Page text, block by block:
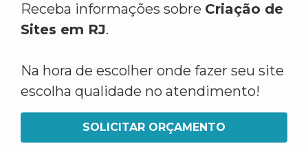
Receba informações sobre Criação de
Sites em RJ.
Na hora de escolher onde fazer seu site
escolha qualidade no atendimento!
SOLICITAR ORÇAMENTO